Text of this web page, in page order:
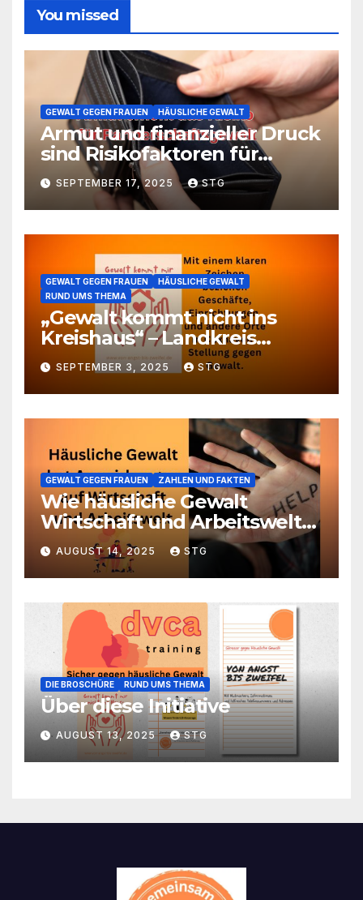
You missed
GEWALT GEGEN FRAUEN HÄUSLICHE GEWALT
Armut und finanzieller Druck
sind Risikofaktoren für
Partnerschaftsgewalt
gegenüber Frauen
SEPTEMBER 17, 2025 STG
GEWALT GEGEN FRAUEN
HÄUSLICHE GEWALT
RUND UMS THEMA
„Gewalt kommt nicht ins
Kreishaus“ – Landkreis
beteiligt sich an der Aktion
„Safe Space“ gegen
häusliche Gewalt
SEPTEMBER 3, 2025 STG
GEWALT GEGEN FRAUEN ZAHLEN UND FAKTEN
Wie häusliche Gewalt
Wirtschaft und Arbeitswelt
beeinflusst – und warum das
Thema relevant ist
AUGUST 14, 2025 STG
DIE BROSCHÜRE RUND UMS THEMA
Über diese Initiative
AUGUST 13, 2025 STG